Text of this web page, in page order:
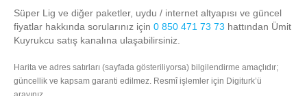
Süper Lig ve diğer paketler, uydu / internet altyapısı ve güncel
fiyatlar hakkında sorularınız için 0 850 471 73 73 hattından Ümit
Kuyrukcu satış kanalına ulaşabilirsiniz.
Harita ve adres satırları (sayfada gösteriliyorsa) bilgilendirme amaçlıdır;
güncellik ve kapsam garanti edilmez. Resmî işlemler için Digiturk’ü